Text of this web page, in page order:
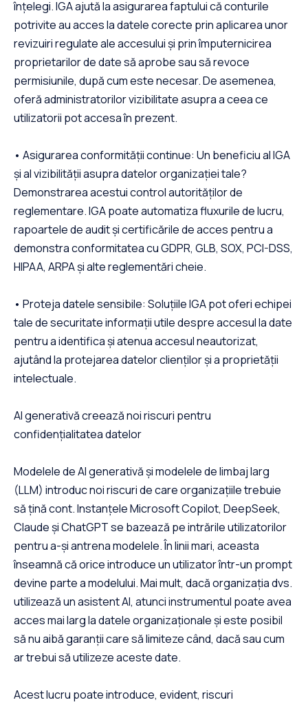
înțelegi. IGA ajută la asigurarea faptului că conturile
potrivite au acces la datele corecte prin aplicarea unor
revizuiri regulate ale accesului și prin împuternicirea
proprietarilor de date să aprobe sau să revoce
permisiunile, după cum este necesar. De asemenea,
oferă administratorilor vizibilitate asupra a ceea ce
utilizatorii pot accesa în prezent.
• Asigurarea conformității continue: Un beneficiu al IGA
și al vizibilității asupra datelor organizației tale?
Demonstrarea acestui control autorităților de
reglementare. IGA poate automatiza fluxurile de lucru,
rapoartele de audit și certificările de acces pentru a
demonstra conformitatea cu GDPR, GLB, SOX, PCI-DSS,
HIPAA, ARPA și alte reglementări cheie.
• Proteja datele sensibile: Soluțiile IGA pot oferi echipei
tale de securitate informații utile despre accesul la date
pentru a identifica și atenua accesul neautorizat,
ajutând la protejarea datelor clienților și a proprietății
intelectuale.
AI generativă creează noi riscuri pentru
confidențialitatea datelor
Modelele de AI generativă și modelele de limbaj larg
(LLM) introduc noi riscuri de care organizațiile trebuie
să țină cont. Instanțele Microsoft Copilot, DeepSeek,
Claude și ChatGPT se bazează pe intrările utilizatorilor
pentru a-și antrena modelele. În linii mari, aceasta
înseamnă că orice introduce un utilizator într-un prompt
devine parte a modelului. Mai mult, dacă organizația dvs.
utilizează un asistent AI, atunci instrumentul poate avea
acces mai larg la datele organizaționale și este posibil
să nu aibă garanții care să limiteze când, dacă sau cum
ar trebui să utilizeze aceste date.
Acest lucru poate introduce, evident, riscuri